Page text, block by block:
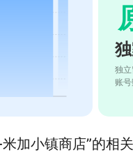
独
账
加小镇商店”的相